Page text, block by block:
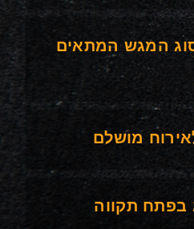
המגש המתאים
מושלם
בפתח תקווה